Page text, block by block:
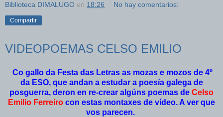
Biblioteca DIMALUGO en 18:26 No hay comentarios:
Compartir
VIDEOPOEMAS CELSO EMILIO
Co gallo da Festa das Letras as mozas e mozos de 4º
da ESO, que andan a estudar a poesía galega de
posguerra, deron en re-crear algúns poemas de Celso
Emilio Ferreiro con estas montaxes de vídeo. A ver que
vos parecen.